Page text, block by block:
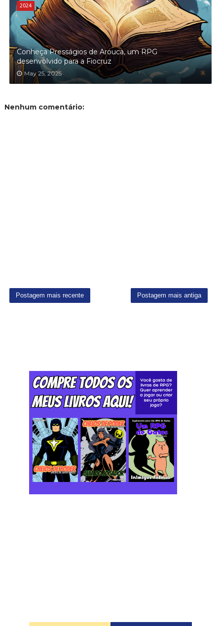
2024
Conheça Presságios de Arouca, um RPG
desenvolvido para a Fiocruz
May 25, 2025
Nenhum comentário:
Postagem mais recente Postagem mais antiga